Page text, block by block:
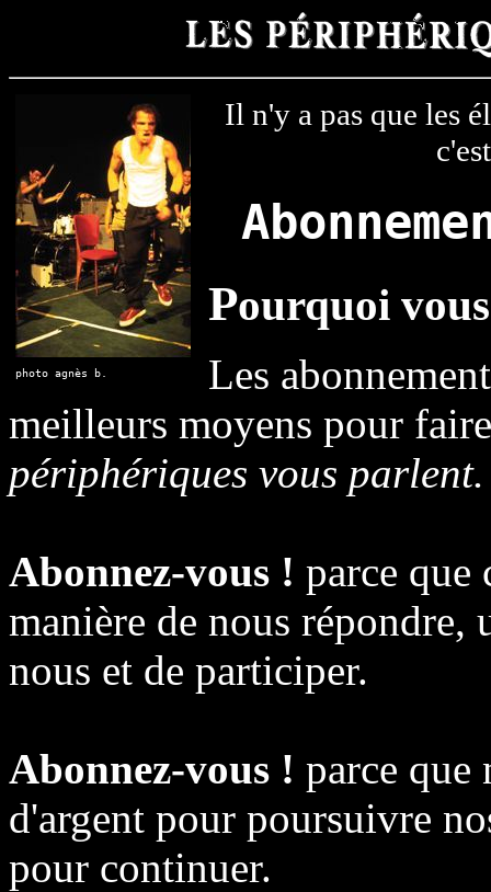
photo agnès b.
Il n'y a pas que les
Pourquoi
Les
meilleurs moyens pour
périphériques vous parlent.
Abonnez-vous ! parce que
manière de nous répondre,
nous et de participer.
Abonnez-vous ! parce que
d'argent pour poursuivre
pour continuer.